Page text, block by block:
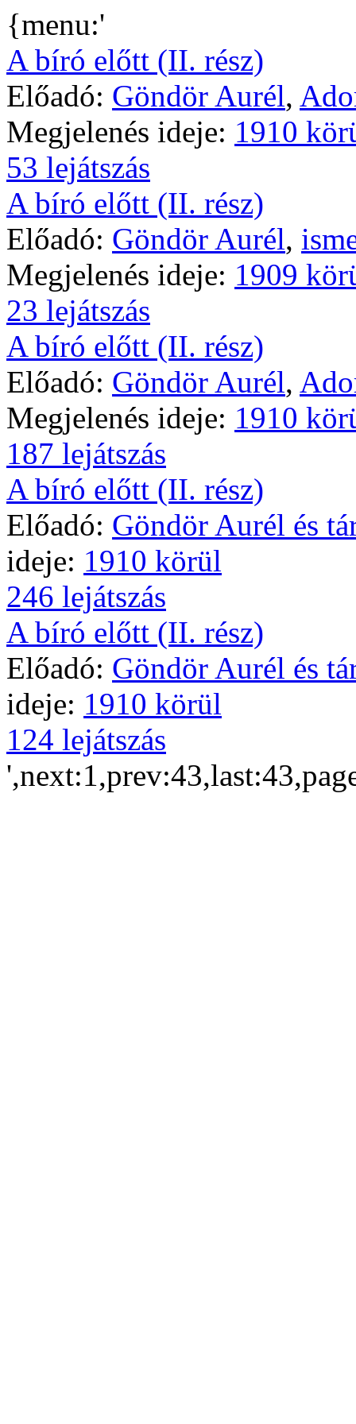
{menu:'
A bíró előtt (II. rész)
Előadó: Göndör Aurél,
Megjelenés ideje: 1910
53 lejátszás
A bíró előtt (II. rész)
Előadó: Göndör Aurél,
Megjelenés ideje: 1909
23 lejátszás
A bíró előtt (II. rész)
Előadó: Göndör Aurél,
Megjelenés ideje: 1910
187 lejátszás
A bíró előtt (II. rész)
Előadó: Göndör Aurél és
ideje: 1910 körül
246 lejátszás
A bíró előtt (II. rész)
Előadó: Göndör Aurél és
ideje: 1910 körül
124 lejátszás